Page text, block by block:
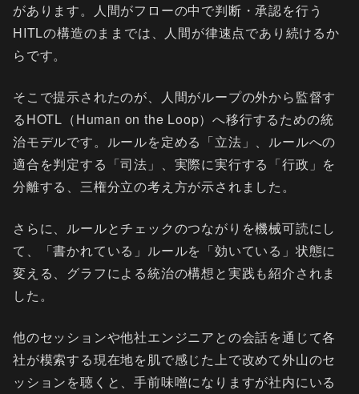
があります。人間がフローの中で判断・承認を行う
HITLの構造のままでは、人間が律速点であり続けるか
らです。
そこで提示されたのが、人間がループの外から監督す
るHOTL（Human on the Loop）へ移行するための統
治モデルです。ルールを定める「立法」、ルールへの
適合を判定する「司法」、実際に実行する「行政」を
分離する、三権分立の考え方が示されました。
さらに、ルールとチェックのつながりを機械可読にし
て、「書かれている」ルールを「効いている」状態に
変える、グラフによる統治の構想と実践も紹介されま
した。
他のセッションや他社エンジニアとの会話を通じて各
社が模索する現在地を肌で感じた上で改めて外山のセ
ッションを聴くと、手前味噌になりますが社内にいる